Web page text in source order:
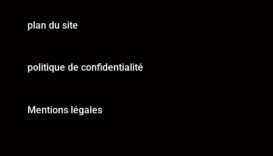
plan du site
politique de confidentialité
Mentions légales